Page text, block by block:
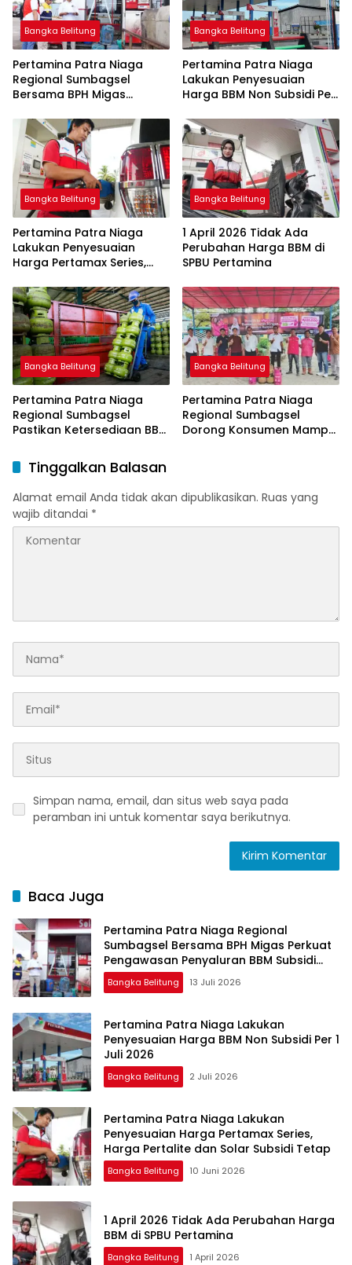
Bangka Belitung
Pertamina Patra Niaga
Regional Sumbagsel
Bersama BPH Migas
Penyaluran BBM Subsidi
bagi Nelayan melalui
Aplikasi XSTAR
Bangka Belitung
Pertamina Patra Niaga
Lakukan Penyesuaian
Harga BBM Non Subsidi Per
Bangka Belitung
Pertamina Patra Niaga
Lakukan Penyesuaian
Harga Pertamax Series,
Subsidi Tetap
Bangka Belitung
1 April 2026 Tidak Ada
Perubahan Harga BBM di
SPBU Pertamina
Bangka Belitung
Pertamina Patra Niaga
Regional Sumbagsel
Pastikan Ketersediaan BBM
Ramadan dan Menjelang
Idulfitri
Bangka Belitung
Pertamina Patra Niaga
Regional Sumbagsel
Dorong Konsumen Mampu
Tinggalkan Balasan
Alamat email Anda tidak akan dipublikasikan. Ruas yang
wajib ditandai *
Simpan nama, email, dan situs web saya pada
peramban ini untuk komentar saya berikutnya.
Baca Juga
Pertamina Patra Niaga Regional
Sumbagsel Bersama BPH Migas Perkuat
Pengawasan Penyaluran BBM Subsidi
bagi Nelayan melalui Aplikasi XSTAR
Bangka Belitung 13 Juli 2026
Pertamina Patra Niaga Lakukan
Penyesuaian Harga BBM Non Subsidi Per 1
Juli 2026
Bangka Belitung 2 Juli 2026
Pertamina Patra Niaga Lakukan
Penyesuaian Harga Pertamax Series,
Harga Pertalite dan Solar Subsidi Tetap
Bangka Belitung 10 Juni 2026
1 April 2026 Tidak Ada Perubahan Harga
BBM di SPBU Pertamina
Bangka Belitung 1 April 2026